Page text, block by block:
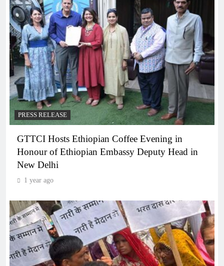
PRESS RELEASE
GTTCI Hosts Ethiopian Coffee Evening in
Honour of Ethiopian Embassy Deputy Head in
New Delhi
1 year ago